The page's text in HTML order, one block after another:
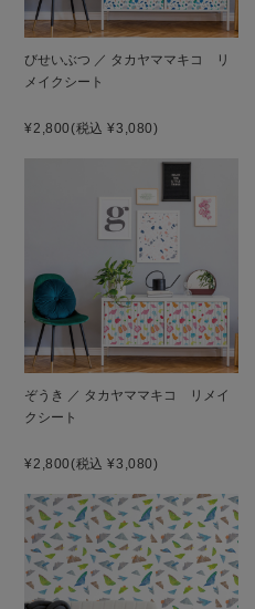
びせいぶつ ／ タカヤママキコ リ
メイクシート
¥2,800(税込 ¥3,080)
ぞうき ／ タカヤママキコ リメイ
クシート
¥2,800(税込 ¥3,080)